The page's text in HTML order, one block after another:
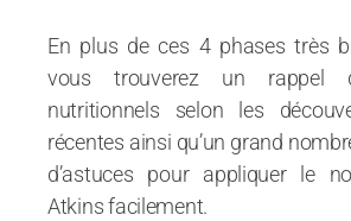
En plus de ces 4 phases très
vous trouverez un rappel
nutritionnels selon les
récentes ainsi qu’un grand
d’astuces pour appliquer le
Atkins facilement.